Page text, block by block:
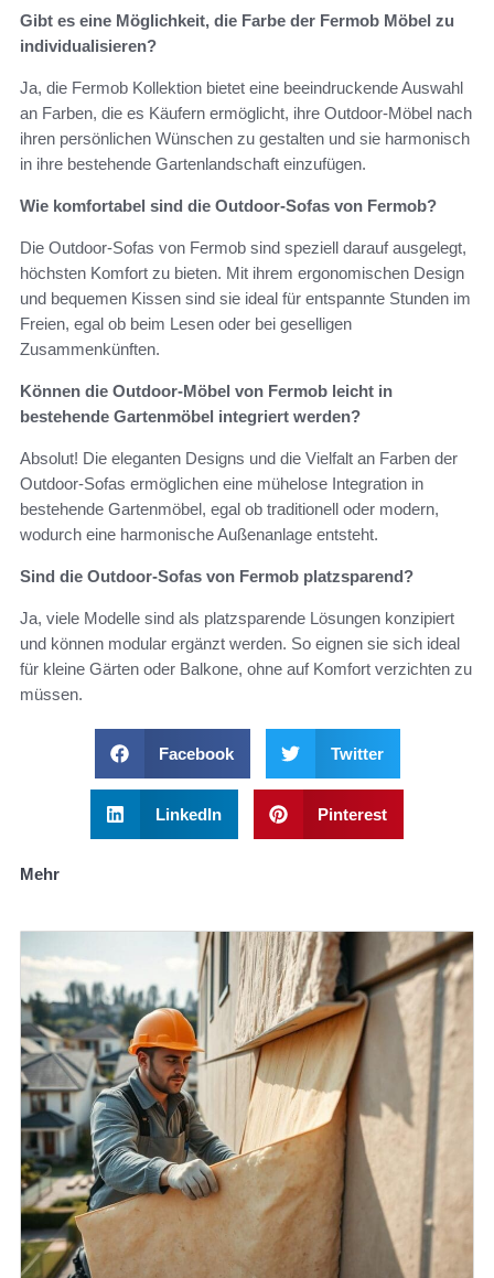
Gibt es eine Möglichkeit, die Farbe der Fermob Möbel zu
individualisieren?
Ja, die Fermob Kollektion bietet eine beeindruckende Auswahl
an Farben, die es Käufern ermöglicht, ihre Outdoor-Möbel nach
ihren persönlichen Wünschen zu gestalten und sie harmonisch
in ihre bestehende Gartenlandschaft einzufügen.
Wie komfortabel sind die Outdoor-Sofas von Fermob?
Die Outdoor-Sofas von Fermob sind speziell darauf ausgelegt,
höchsten Komfort zu bieten. Mit ihrem ergonomischen Design
und bequemen Kissen sind sie ideal für entspannte Stunden im
Freien, egal ob beim Lesen oder bei geselligen
Zusammenkünften.
Können die Outdoor-Möbel von Fermob leicht in
bestehende Gartenmöbel integriert werden?
Absolut! Die eleganten Designs und die Vielfalt an Farben der
Outdoor-Sofas ermöglichen eine mühelose Integration in
bestehende Gartenmöbel, egal ob traditionell oder modern,
wodurch eine harmonische Außenanlage entsteht.
Sind die Outdoor-Sofas von Fermob platzsparend?
Ja, viele Modelle sind als platzsparende Lösungen konzipiert
und können modular ergänzt werden. So eignen sie sich ideal
für kleine Gärten oder Balkone, ohne auf Komfort verzichten zu
müssen.
Facebook Twitter
LinkedIn Pinterest
Mehr